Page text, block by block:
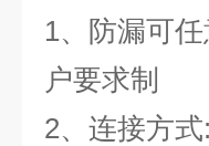
1、防漏可
户要求制
2、连接方